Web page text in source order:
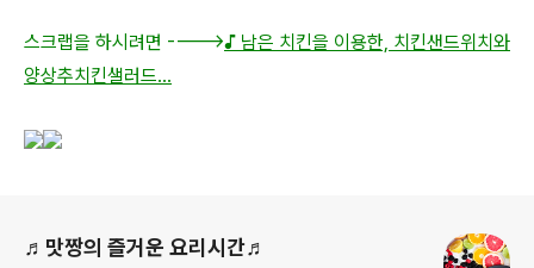
스크랩을 하시려면 ---->♪ 남은 치킨을 이용한, 치킨샌드위치와
양상추치킨샐러드...
♬맛짱의 즐거운 요리시간♬